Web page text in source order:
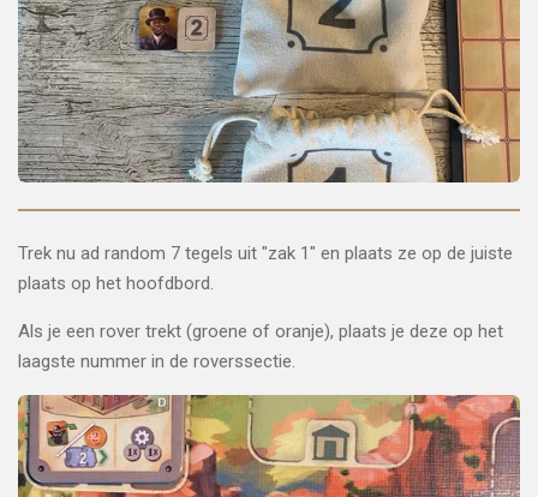
Trek nu ad random 7 tegels uit "zak 1" en plaats ze op de juiste
plaats op het hoofdbord.
Als je een rover trekt (groene of oranje), plaats je deze op het
laagste nummer in de roverssectie.